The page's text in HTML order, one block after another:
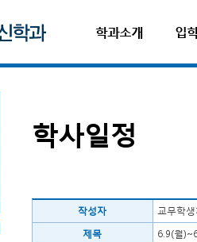
학과소개 입
학사일정
작성자
교무학
제목
6.9(월